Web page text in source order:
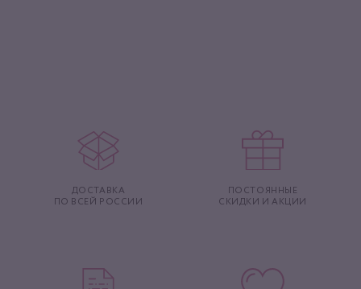
ДОСТАВКА
ПО ВСЕЙ РОССИИ
ПОСТОЯННЫЕ
СКИДКИ И АКЦИИ